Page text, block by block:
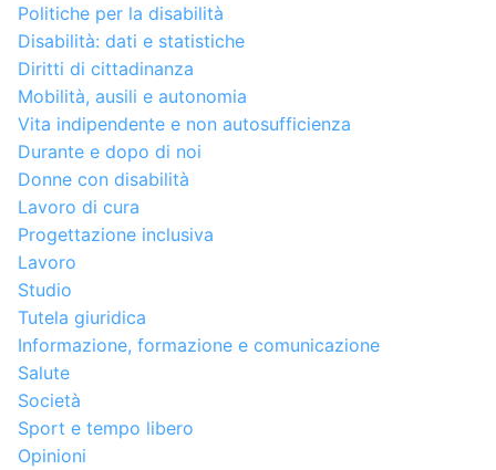
Politiche per la disabilità
Disabilità: dati e statistiche
Diritti di cittadinanza
Mobilità, ausili e autonomia
Vita indipendente e non autosufficienza
Durante e dopo di noi
Donne con disabilità
Lavoro di cura
Progettazione inclusiva
Lavoro
Studio
Tutela giuridica
Informazione, formazione e comunicazione
Salute
Società
Sport e tempo libero
Opinioni